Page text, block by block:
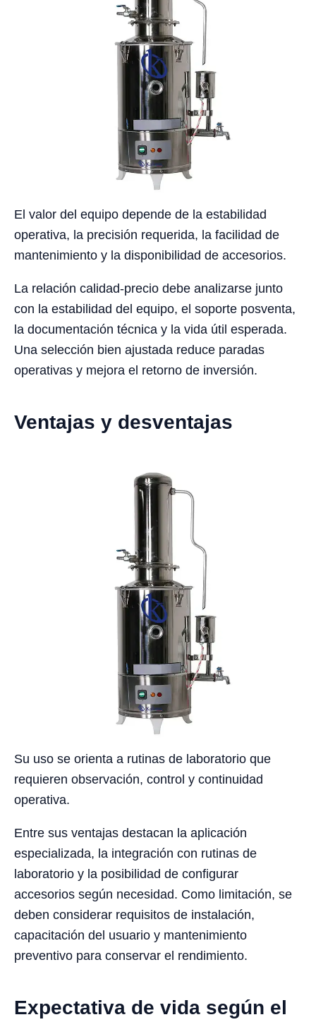
El valor del equipo depende de la estabilidad
operativa, la precisión requerida, la facilidad de
mantenimiento y la disponibilidad de accesorios.
La relación calidad-precio debe analizarse junto
con la estabilidad del equipo, el soporte posventa,
la documentación técnica y la vida útil esperada.
Una selección bien ajustada reduce paradas
operativas y mejora el retorno de inversión.
Ventajas y desventajas
Su uso se orienta a rutinas de laboratorio que
requieren observación, control y continuidad
operativa.
Entre sus ventajas destacan la aplicación
especializada, la integración con rutinas de
laboratorio y la posibilidad de configurar
accesorios según necesidad. Como limitación, se
deben considerar requisitos de instalación,
capacitación del usuario y mantenimiento
preventivo para conservar el rendimiento.
Expectativa de vida según el